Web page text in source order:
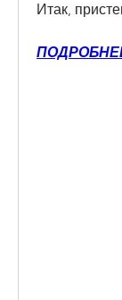
Итак,